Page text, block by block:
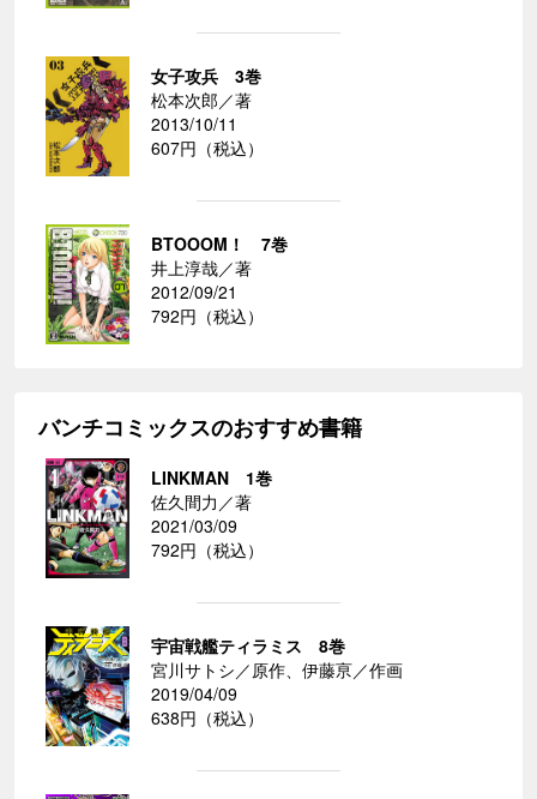
女子攻兵 3巻
松本次郎／著
2013/10/11
607円（税込）
BTOOOM！ 7巻
井上淳哉／著
2012/09/21
792円（税込）
バンチコミックスのおすすめ書籍
LINKMAN 1巻
佐久間力／著
2021/03/09
792円（税込）
宇宙戦艦ティラミス 8巻
宮川サトシ／原作、伊藤亰／作画
2019/04/09
638円（税込）